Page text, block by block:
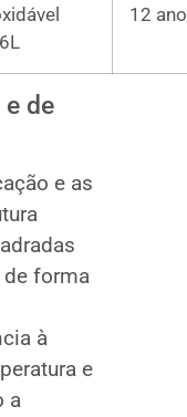
12
de
e as
forma
à
e
a